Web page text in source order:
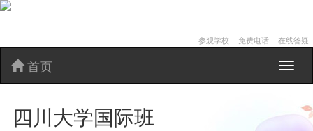
在线答疑
免费电话
参观学校
四
川
首页
四川大学国际班